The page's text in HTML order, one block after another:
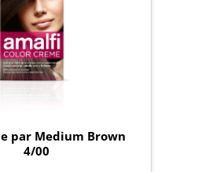
par Medium Brown
4/00